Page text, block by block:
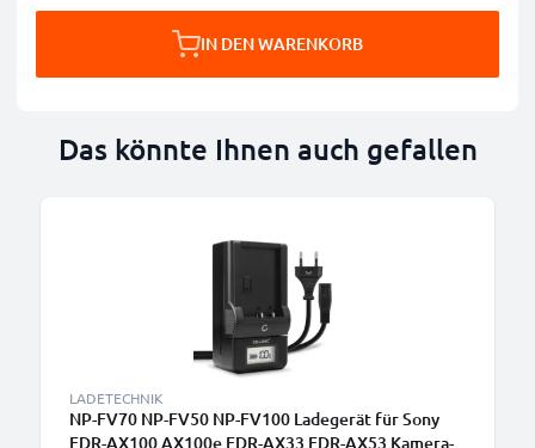
IN DEN WARENKORB
Das könnte Ihnen auch gefallen
LADETECHNIK
NP-FV70 NP-FV50 NP-FV100 Ladegerät für Sony
FDR-AX100 AX100e FDR-AX33 FDR-AX53 Kamera-